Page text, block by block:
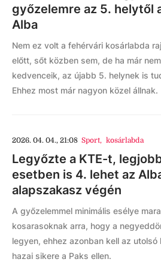
győzelemre az 5. helytől
Alba
Nem ez volt a fehérvári kosárlabda
előtt, sőt közben sem, de ha már
kedvenceik, az újabb 5. helynek is
Ehhez most már nagyon közel állnak.
2026. 04. 04., 21:08 Sport, kosárlabda
Legyőzte a KTE-t,
esetben is 4. lehet az
alapszakasz végén
A győzelemmel minimális esélye
kosarasoknak arra, hogy a
legyen, ehhez azonban kell az
hazai sikere a Paks ellen.